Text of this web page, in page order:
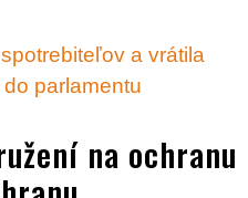
na ochranu